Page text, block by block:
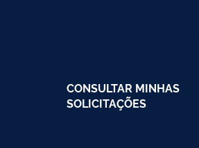
CONSULTAR MINHAS
SOLICITAÇÕES